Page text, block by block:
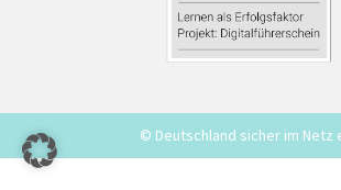
© Deutschland sicher im Netz